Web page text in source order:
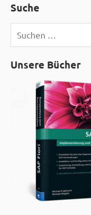
Suche
Unsere Bücher